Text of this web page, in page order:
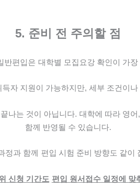
5. 준비 전 주의할 점
반편입은 대학별 모집요강 확인이 가장
자 지원이 가능하지만, 세부 조건이
나는 것이 아닙니다. 대학에 따라 영어
함께 반영될 수 있습니다.
정과 함께 편입 시험 준비 방향도 같이
신청 기간도 편입 원서접수 일정에 맞